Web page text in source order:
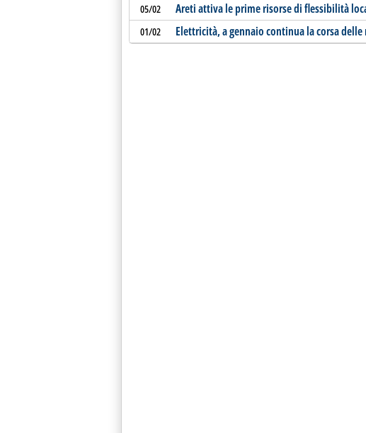
05/02 Areti attiva le prime risorse di flessibilità
01/02 Elettricità, a gennaio continua la corsa